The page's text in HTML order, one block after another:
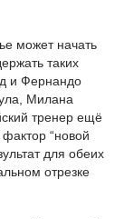
может начать
таких
и Фернандо
Милана
тренер ещё
“новой
для обеих
отрезке